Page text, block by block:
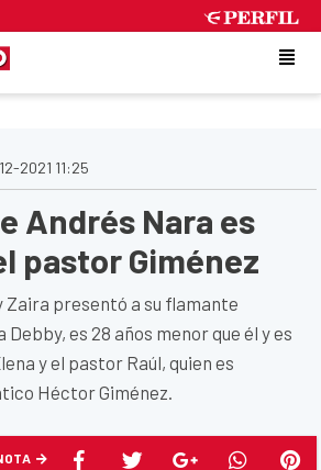
2021 11:25
Andrés Nara es
pastor Giménez
Zaira presentó a su flamante
es 28 años menor que él y es
y el pastor Raúl, quien es
Héctor Giménez.